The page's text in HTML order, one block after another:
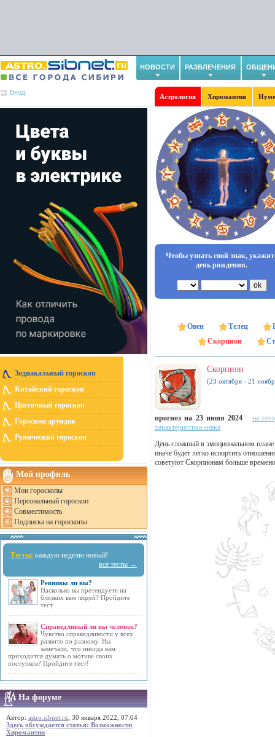
НОВОСТИ РАЗВЛЕЧЕНИЯ
Вход
Астрология Хиромантия
Зодиакальный гороскоп
Китайский гороскоп
Цветочный гороскоп
Гороскоп друидов
Рунический гороскоп
Мой профиль
Мои гороскопы
Персональный гороскоп
Совместимость
Подписка на гороскопы
Тесты: каждую неделю новый!
все тесты →
Ревнивы ли вы?
Насколько вы претендуете на
близких вам людей? Пройдите
тест.
Справедливый ли вы человек?
Чувство справедливости у всех
развито по разному. Вы
замечали, что иногда вам
приходится думать о мотиве своих
поступков? Пройдите тест!
На форуме
Автор: astro.sibnet.ru , 30 января 2022, 07:04
Здесь обсуждается статья: Возможности
Хиромантии
Чтобы узнать свой знак,
день рождения.
Овен Телец
Скорпион
Скорпион
(23 октября - 21
прогноз на 23 июня 2024
на
характеристика знака
День сложный в эмоциональном
иначе будет легко испортить
советуют Скорпионам больше